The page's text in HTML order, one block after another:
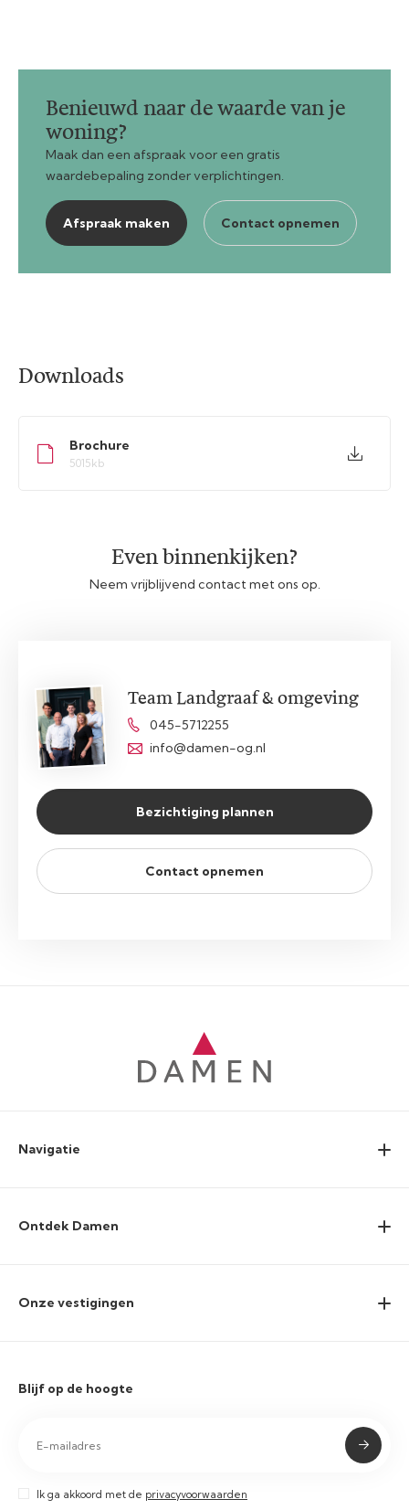
Benieuwd naar de waarde van je
woning?
Maak dan een afspraak voor een gratis
waardebepaling zonder verplichtingen.
Afspraak maken Contact opnemen
Downloads
Brochure
5015kb
Even binnenkijken?
Neem vrijblijvend contact met ons op.
Team Landgraaf & omgeving
045-5712255
info@damen-og.nl
Bezichtiging plannen
Contact opnemen
Navigatie
Ontdek Damen
Onze vestigingen
Blijf op de hoogte
Ik ga akkoord met de privacyvoorwaarden